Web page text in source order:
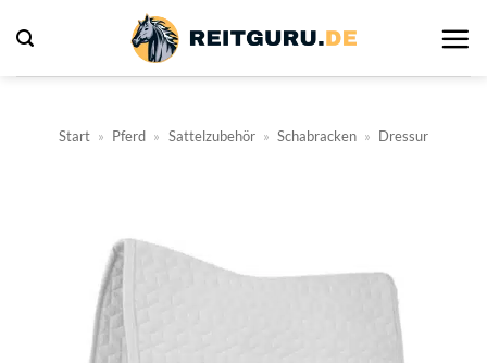
Inhalt
springen
Start » Pferd » Sattelzubehör » Schabracken » Dressur